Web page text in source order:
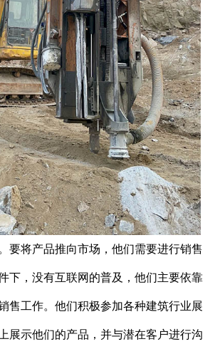
要将产品推向市场，他们需要进行销售
下，没有互联网的普及，他们主要依靠
售工作。他们积极参加各种建筑行业展
展示他们的产品，并与潜在客户进行沟